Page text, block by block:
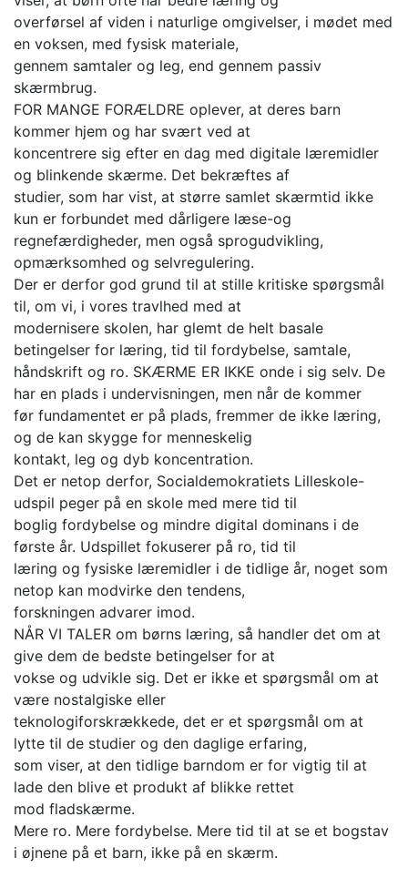
overførsel af viden i naturlige omgivelser, i mødet med
en voksen, med fysisk materiale,
gennem samtaler og leg, end gennem passiv
skærmbrug.
FOR MANGE FORÆLDRE oplever, at deres barn
kommer hjem og har svært ved at
koncentrere sig efter en dag med digitale læremidler
og blinkende skærme. Det bekræftes af
studier, som har vist, at større samlet skærmtid ikke
kun er forbundet med dårligere læse-og
regnefærdigheder, men også sprogudvikling,
opmærksomhed og selvregulering.
Der er derfor god grund til at stille kritiske spørgsmål
til, om vi, i vores travlhed med at
modernisere skolen, har glemt de helt basale
betingelser for læring, tid til fordybelse, samtale,
håndskrift og ro. SKÆRME ER IKKE onde i sig selv. De
har en plads i undervisningen, men når de kommer
før fundamentet er på plads, fremmer de ikke læring,
og de kan skygge for menneskelig
kontakt, leg og dyb koncentration.
Det er netop derfor, Socialdemokratiets Lilleskole-
udspil peger på en skole med mere tid til
boglig fordybelse og mindre digital dominans i de
første år. Udspillet fokuserer på ro, tid til
læring og fysiske læremidler i de tidlige år, noget som
netop kan modvirke den tendens,
forskningen advarer imod.
NÅR VI TALER om børns læring, så handler det om at
give dem de bedste betingelser for at
vokse og udvikle sig. Det er ikke et spørgsmål om at
være nostalgiske eller
teknologiforskrækkede, det er et spørgsmål om at
lytte til de studier og den daglige erfaring,
som viser, at den tidlige barndom er for vigtig til at
lade den blive et produkt af blikke rettet
mod fladskærme.
Mere ro. Mere fordybelse. Mere tid til at se et bogstav
i øjnene på et barn, ikke på en skærm.